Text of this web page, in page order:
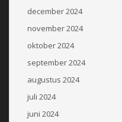
december 2024
november 2024
oktober 2024
september 2024
augustus 2024
juli 2024
juni 2024